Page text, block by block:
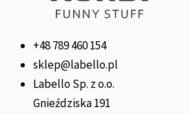
+48 789 460 154
sklep@labello.pl
Labello Sp. z o.o.
Gnieździska 191